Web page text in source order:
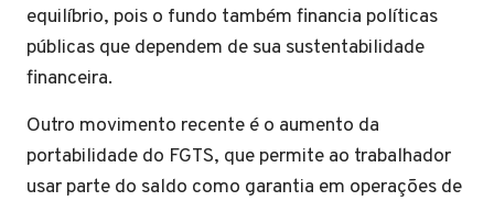
equilíbrio, pois o fundo também financia políticas
públicas que dependem de sua sustentabilidade
financeira.
Outro movimento recente é o aumento da
portabilidade do FGTS, que permite ao trabalhador
usar parte do saldo como garantia em operações de